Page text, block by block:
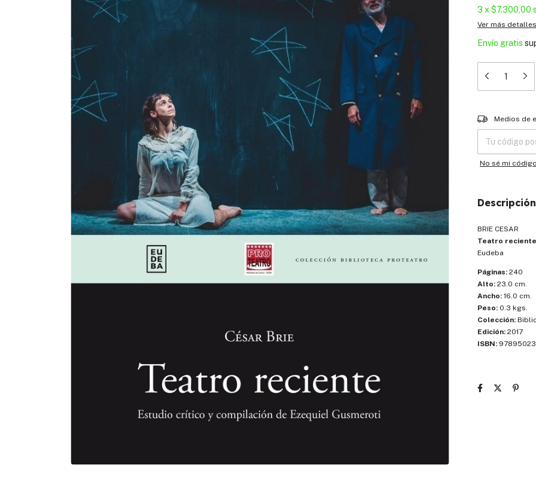
3 x $7.300,00
Ver más detalles
Envío gratis
Entregas para el
Medios de
No sé mi
Descripción
BRIE CESAR
Teatro reciente
Eudeba
Páginas: 240
Alto: 23.0 cm.
Ancho: 16.0 cm.
Peso: 0.3 kgs.
Colección:
Edición: 2017
ISBN: